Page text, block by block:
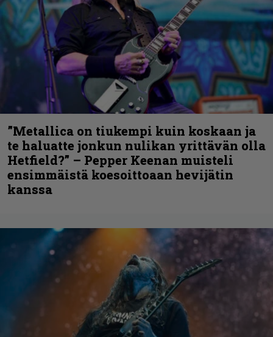
”Metallica on tiukempi kuin koskaan ja
te haluatte jonkun nulikan yrittävän olla
Hetfield?” – Pepper Keenan muisteli
ensimmäistä koesoittoaan hevijätin
kanssa